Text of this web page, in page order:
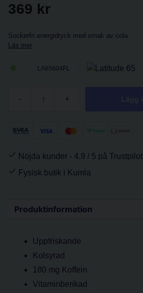
Produktinformation
Uppfriskande
Kolsyrad
180 mg Koffein
Vitaminberikad
369 kr
Sockerfri energidryck med smak av cola
Läs mer
LA65604FL
- +
Nöjda kunder - 4.9 / 5 på Trustpilot
Fysisk butik i Kumla